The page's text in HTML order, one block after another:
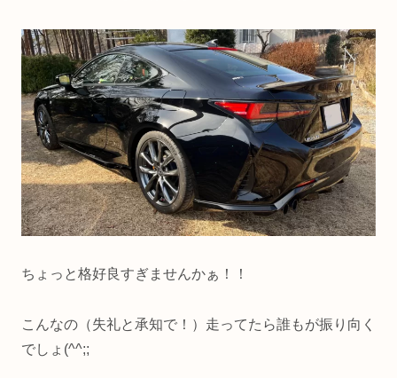
ちょっと格好良すぎませんかぁ！！
こんなの（失礼と承知で！）走ってたら誰もが振り向く
でしょ(^^;;